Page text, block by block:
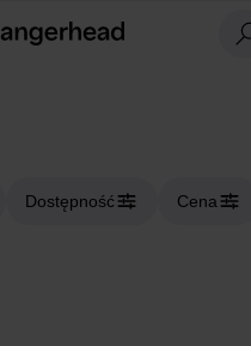
Dostępność Cena